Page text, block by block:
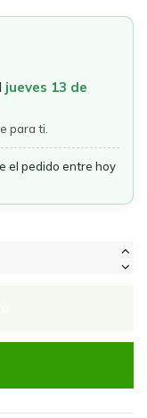
jueves 13 de
para ti.
el pedido entre hoy